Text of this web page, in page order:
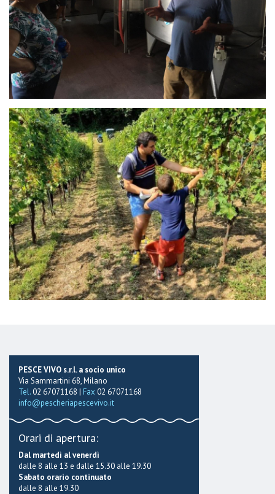
PESCE VIVO s.r.l. a socio unico
Via Sammartini 68, Milano
Tel.02 67071168 | Fax 02 67071168
info@pescheriapescevivo.it
Orari di apertura:
Dal martedì al venerdì
dalle 8 alle 13 e dalle 15.30 alle 19.30
Sabato orario continuato
dalle 8 alle 19.30